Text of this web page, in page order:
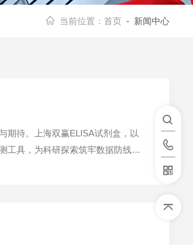
当前位置： 首页 - 新闻中心
期待。上海双赢ELISA试剂盒，以
工具，为科研探索筑牢数据防线。